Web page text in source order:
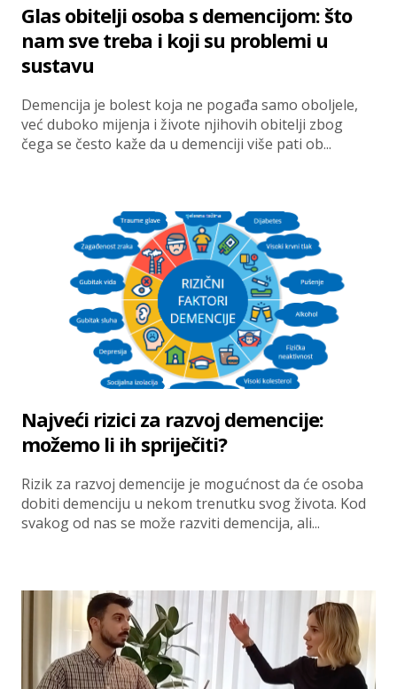
Glas obitelji osoba s demencijom: što
nam sve treba i koji su problemi u
sustavu
Demencija je bolest koja ne pogađa samo oboljele,
već duboko mijenja i živote njihovih obitelji zbog
čega se često kaže da u demenciji više pati ob...
Najveći rizici za razvoj demencije:
možemo li ih spriječiti?
Rizik za razvoj demencije je mogućnost da će osoba
dobiti demenciju u nekom trenutku svog života. Kod
svakog od nas se može razviti demencija, ali...